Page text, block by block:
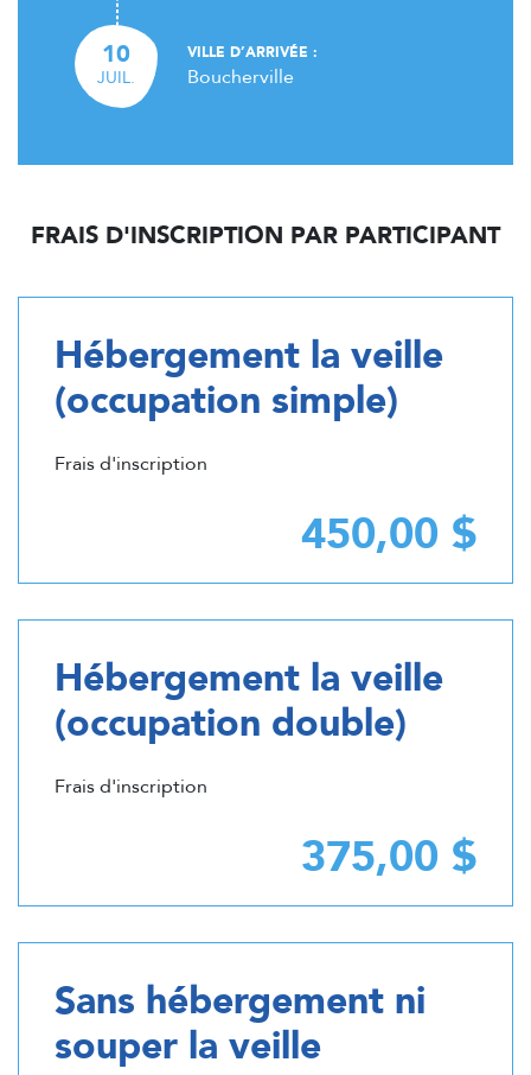
10
JUIL.
VILLE D’ARRIVÉE :
Boucherville
FRAIS D'INSCRIPTION PAR PARTICIPANT
Hébergement la veille
(occupation simple)
Frais d'inscription
450,00 $
Hébergement la veille
(occupation double)
Frais d'inscription
375,00 $
Sans hébergement ni
souper la veille